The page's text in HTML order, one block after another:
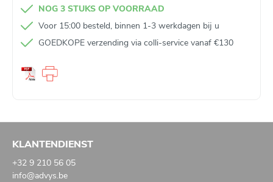
NOG 3 STUKS OP VOORRAAD
Voor 15:00 besteld, binnen 1-3 werkdagen bij u
GOEDKOPE verzending via colli-service vanaf €130
KLANTENDIENST
+32 9 210 56 05
info@advys.be